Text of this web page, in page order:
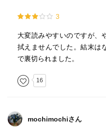
グレタ・オールソン：島本須
アンドレニ伯爵：小野賢章
アンドレニ伯爵夫人：花澤香
サイラス・ハードマン：福山
ピエール・ポール・ミシェル
ブーク：茶風林
3
大変読みやすいのですが、
拭えませんでした。結末は
で裏切られました。
16
mochimochiさん